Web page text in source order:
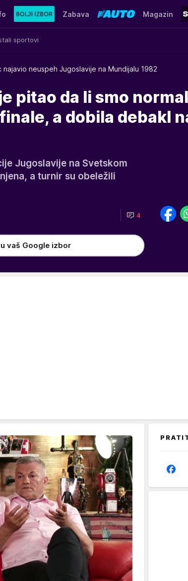
sportovi
Zabava Magazin
najavio neuspeh Jugoslavije na Mundijalu 1982
pitao da li smo
a dobila debakl
Jugoslavije na Svetskom
a turnir su obeležili
4
vaš Google izbor